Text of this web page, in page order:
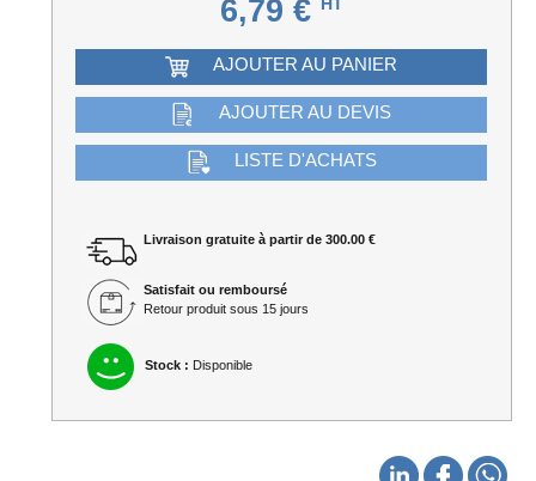
6,79 €
AJOUTER AU PANIER
AJOUTER AU DEVIS
LISTE D'ACHATS
Livraison gratuite à partir de 300.00 €
Satisfait ou remboursé
Retour produit sous 15 jours
Stock : Disponible